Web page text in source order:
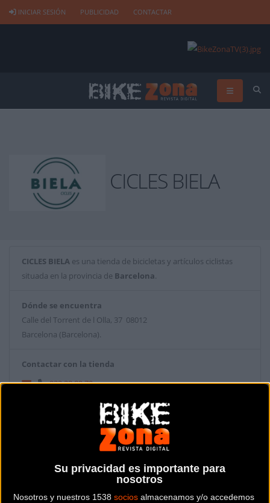
Su privacidad es importante para
nosotros
Nosotros y nuestros 1538 socios almacenamos y/o accedemos
INICIAR SESIÓN PUBLICIDAD CONTACTAR
CICLES BIELA
CICLES BIELA es una tienda de bicicletas y artículos ciclistas
situada en la provincia de Barcelona.
Dónde se encuentra
Calle del Torrent de l Olla, 37 08012
Barcelona (Barcelona).
Contactar con la tienda
932 38 89 79
Web y RRSS de la tienda